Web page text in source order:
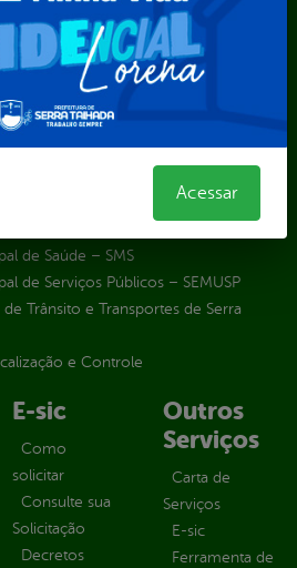
de Agricultura e Recursos Hídricos –
de Agricultura Familiar – SEMAF
de Educação – SEST
de Esporte e Lazer – SEMEL
de Finanças – SECFIN
de Governo – SEGOV
de Planejamento e Gestão – SEPLAG
de Saúde – SMS
de Serviços Públicos – SEMUSP
Trânsito e Transportes de Serra
e Controle
E-sic
Como
solicitar
Consulte sua
Solicitação
Decretos
Outros
Serviços
Carta de
Serviços
E-sic
Ferramenta de
Acessar